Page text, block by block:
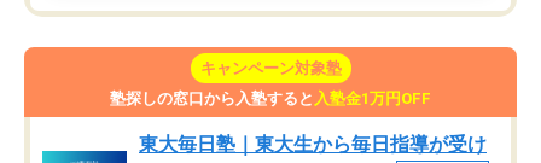
キャンペーン対象塾
塾探しの窓口から入塾すると 入塾金1万円OFF
東大毎日塾｜東大生から毎日指導が受け